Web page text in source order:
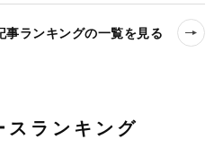
事ランキングの一覧を見る
スランキング